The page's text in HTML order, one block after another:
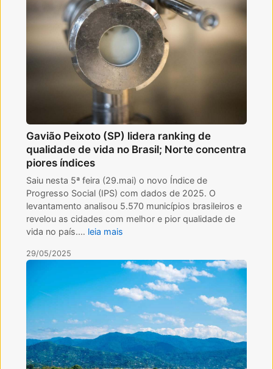
Gavião Peixoto (SP) lidera ranking de
qualidade de vida no Brasil; Norte concentra
piores índices
Saiu nesta 5ª feira (29.mai) o novo Índice de
Progresso Social (IPS) com dados de 2025. O
levantamento analisou 5.570 municípios brasileiros e
revelou as cidades com melhor e pior qualidade de
vida no país.… leia mais
29/05/2025